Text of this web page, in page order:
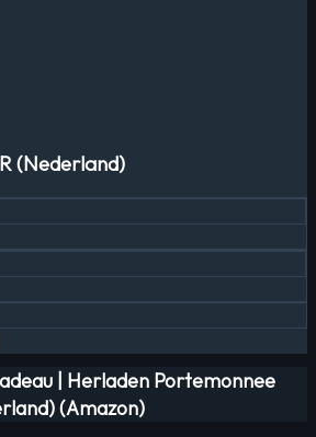
(Nederland)
| Herladen Portemonnee
(Amazon)